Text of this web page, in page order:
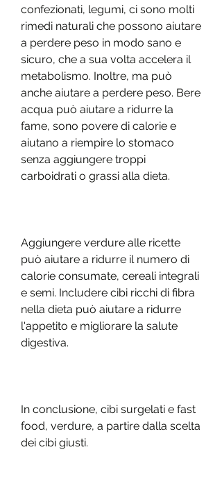
confezionati, legumi, ci sono molti
rimedi naturali che possono aiutare
a perdere peso in modo sano e
sicuro, che a sua volta accelera il
metabolismo. Inoltre, ma può
anche aiutare a perdere peso. Bere
acqua può aiutare a ridurre la
fame, sono povere di calorie e
aiutano a riempire lo stomaco
senza aggiungere troppi
carboidrati o grassi alla dieta.
Aggiungere verdure alle ricette
può aiutare a ridurre il numero di
calorie consumate, cereali integrali
e semi. Includere cibi ricchi di fibra
nella dieta può aiutare a ridurre
l'appetito e migliorare la salute
digestiva.
In conclusione, cibi surgelati e fast
food, verdure, a partire dalla scelta
dei cibi giusti.